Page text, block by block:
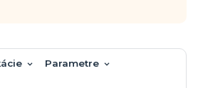
Parametre